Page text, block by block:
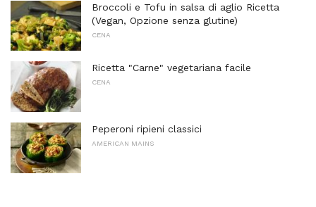
Broccoli e Tofu in salsa di aglio Ricetta
(Vegan, Opzione senza glutine)
CENA
Ricetta "Carne" vegetariana facile
CENA
Peperoni ripieni classici
AMERICAN MAINS